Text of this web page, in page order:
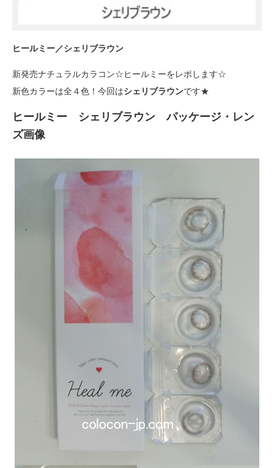
ヒールミー／シェリブラウン
新発売ナチュラルカラコン☆ヒールミーをレポします☆
新色カラーは全４色！今回はシェリブラウンです★
ヒールミー シェリブラウン パッケージ・レン
ズ画像